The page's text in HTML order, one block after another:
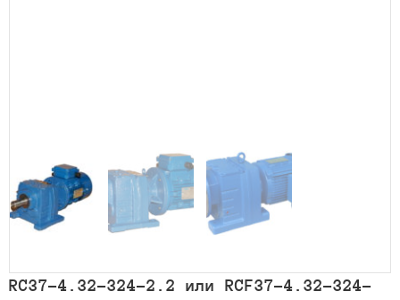
RC37-4.32-324-2.2 или RCF37-4.32-324-